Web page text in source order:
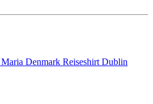
Denmark Reiseshirt Dublin